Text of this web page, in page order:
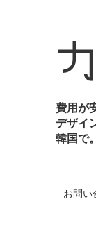
費用が
デザイ
韓国で。
お問い